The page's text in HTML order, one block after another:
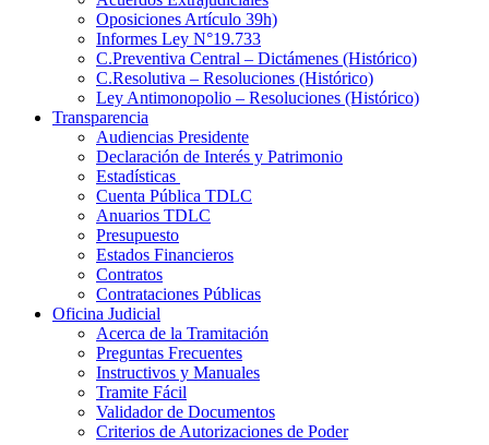
Oposiciones Artículo 39h)
Informes Ley N°19.733
C.Preventiva Central – Dictámenes (Histórico)
C.Resolutiva – Resoluciones (Histórico)
Ley Antimonopolio – Resoluciones (Histórico)
Transparencia
Audiencias Presidente
Declaración de Interés y Patrimonio
Estadísticas
Cuenta Pública TDLC
Anuarios TDLC
Presupuesto
Estados Financieros
Contratos
Contrataciones Públicas
Oficina Judicial
Acerca de la Tramitación
Preguntas Frecuentes
Instructivos y Manuales
Tramite Fácil
Validador de Documentos
Criterios de Autorizaciones de Poder